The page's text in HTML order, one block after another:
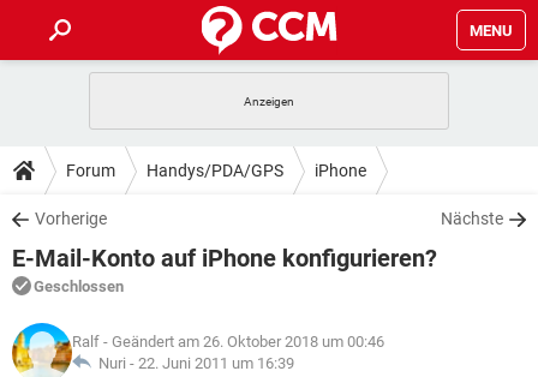
MENU
ANDROID IOS
WINDOWS 10
WHATSAPP TIKTOK
FACEBOOK
TIPPS & TRICKS
SPIELE STREAMING
WINDOWS 10
WHATSAPP
FACEBOOK HARDWARE
DOWNLOADS
SPIELE STREAMING
ANDROID
WINDOWS 10 INSTAGRAM
FORUM
SPIELE
ANDROID IOS
LEXIKON
Forum Handys/PDA/GPS iPhone
Vorherige Nächste
E-Mail-Konto auf iPhone konfigurieren?
Geschlossen
Ralf - Geändert am 26. Oktober 2018 um 00:46
Nuri - 22. Juni 2011 um 16:39